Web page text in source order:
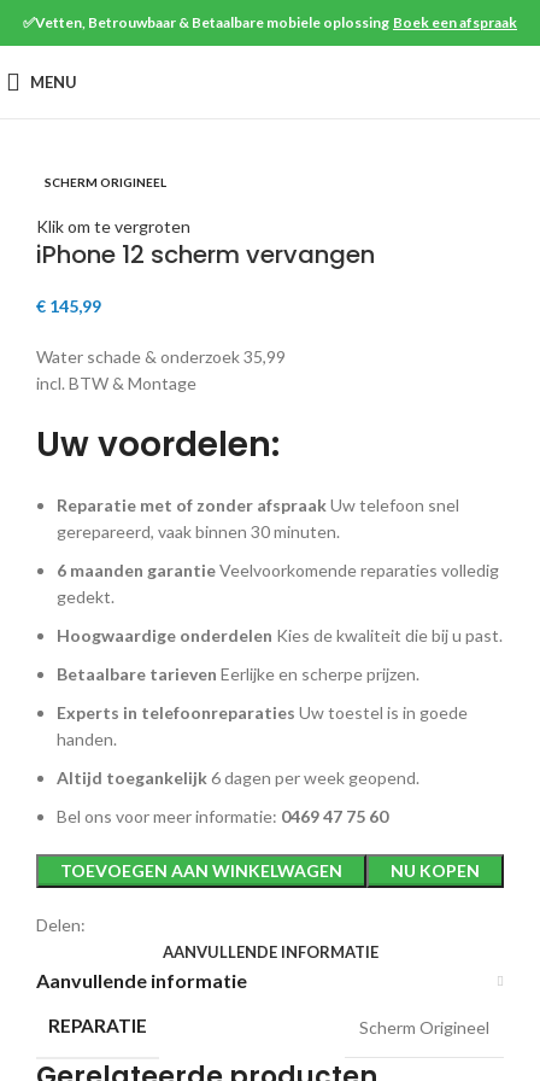
✅Vetten, Betrouwbaar & Betaalbare mobiele oplossing Boek een afspraak
MENU
SCHERM ORIGINEEL
Klik om te vergroten
iPhone 12 scherm vervangen
€ 145,99
Water schade & onderzoek 35,99
incl. BTW & Montage
Uw voordelen:
Reparatie met of zonder afspraakUw telefoon snel
gerepareerd, vaak binnen 30 minuten.
6 maanden garantieVeelvoorkomende reparaties volledig
gedekt.
Hoogwaardige onderdelen Kies de kwaliteit die bij u past.
Betaalbare tarieven Eerlijke en scherpe prijzen.
Experts in telefoonreparaties Uw toestel is in goede
handen.
Altijd toegankelijk6 dagen per week geopend.
Bel ons voor meer informatie: 0469 47 75 60
TOEVOEGEN AAN WINKELWAGEN NU KOPEN
Delen:
AANVULLENDE INFORMATIE
Aanvullende informatie
REPARATIE Scherm Origineel